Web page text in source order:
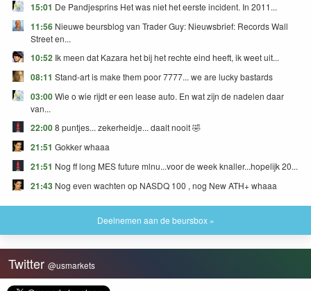
15:01 De Pandjesprins Het was niet het eerste incident. In 2011...
11:56 Nieuwe beursblog van Trader Guy: Nieuwsbrief: Records Wall
Street en...
10:52 Ik meen dat Kazara het bij het rechte eind heeft, ik weet uit...
08:11 Stand-art is make them poor 7777... we are lucky bastards
03:00Wie o wie rijdt er een lease auto. En wat zijn de nadelen daar
van...
22:008 puntjes... zekerheidje... daalt nooit 🤣
21:51 Gokker whaaa
21:51 Nog ff long MES future mlnu...voor de week knaller...hopelijk 20...
21:43 Nog even wachten op NASDQ 100 , nog New ATH+ whaaa
Deelnemen aan de beursbox »
Twitter @usmarkets